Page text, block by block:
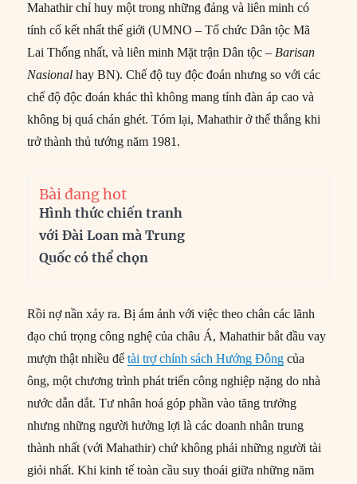
Mahathir chỉ huy một trong những đảng và liên minh có
tính cố kết nhất thế giới (UMNO – Tổ chức Dân tộc Mã
Lai Thống nhất, và liên minh Mặt trận Dân tộc – Barisan
Nasionalhay BN). Chế độ tuy độc đoán nhưng so với các
chế độ độc đoán khác thì không mang tính đàn áp cao và
không bị quá chán ghét. Tóm lại, Mahathir ở thế thắng khi
trở thành thủ tướng năm 1981.
Bài đang hot
Hình thức chiến tranh
với Đài Loan mà Trung
Quốc có thể chọn
Rồi nợ nần xảy ra. Bị ám ảnh với việc theo chân các lãnh
đạo chú trọng công nghệ của châu Á, Mahathir bắt đầu vay
mượn thật nhiều đểtài trợ chính sách Hướng Đông của
ông, một chương trình phát triển công nghiệp nặng do nhà
nước dẫn dắt. Tư nhân hoá góp phần vào tăng trưởng
nhưng những người hưởng lợi là các doanh nhân trung
thành nhất (với Mahathir) chứ không phải những người tài
giỏi nhất. Khi kinh tế toàn cầu suy thoái giữa những năm